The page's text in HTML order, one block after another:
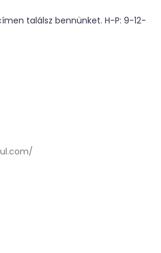
találsz bennünket. H-P: 9-12-